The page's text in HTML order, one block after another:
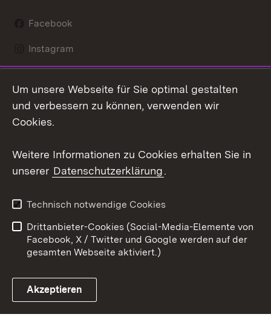
Facebook
Instagram
Social Wall
Youtube
Link zum Landesportal
Kontakt
Datenschutz
Barrierefreiheit
Impressum Cookies
Um unsere Webseite für Sie optimal gestalten
und verbessern zu können, verwenden wir
Cookies.
Weitere Informationen zu Cookies erhalten Sie in
unserer Datenschutzerklärung.
Technisch notwendige Cookies
Drittanbieter-Cookies (Social-Media-Elemente von
Facebook, X / Twitter und Google werden auf der
gesamten Webseite aktiviert.)
Akzeptieren